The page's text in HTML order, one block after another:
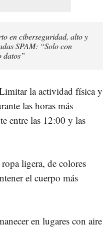
en ciberseguridad, alto y
SPAM: “Solo con
datos”
la actividad física y
las horas más
entre las 12:00 y las
ligera, de colores
el cuerpo más
en lugares con aire